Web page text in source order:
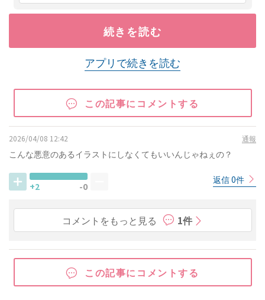
続きを読む
アプリで続きを読む
この記事にコメントする
2026/04/08 12:42 通報
こんな悪意のあるイラストにしなくてもいいんじゃねぇの？
+2 -0
返信 0件
コメントをもっと見る 1件
この記事にコメントする